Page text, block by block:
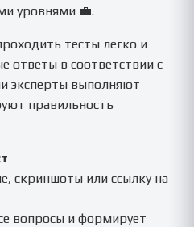
уровнями 💼.
тесты легко и
ответы в соответствии с
эксперты выполняют
правильность
скриншоты или ссылку на
вопросы и формирует